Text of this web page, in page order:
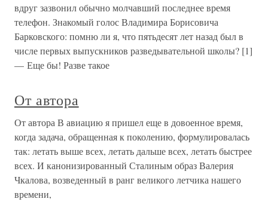
вдруг зазвонил обычно молчавший последнее время
телефон. Знакомый голос Владимира Борисовича
Барковского: помню ли я, что пятьдесят лет назад был в
числе первых выпускников разведывательной школы? [1]
— Еще бы! Разве такое
От автора
От автора В авиацию я пришел еще в довоенное время,
когда задача, обращенная к поколению, формулировалась
так: летать выше всех, летать дальше всех, летать быстрее
всех. И канонизированный Сталиным образ Валерия
Чкалова, возведенный в ранг великого летчика нашего
времени,